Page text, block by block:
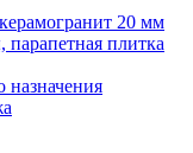
20 мм
плитка